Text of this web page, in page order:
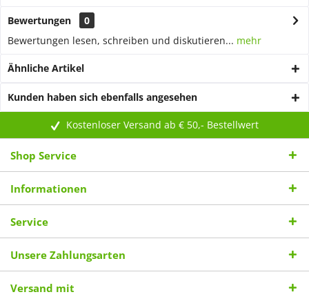
Bewertungen
0
Bewertungen lesen, schreiben und diskutieren... mehr
Ähnliche Artikel
Kunden haben sich ebenfalls angesehen
Kostenloser Versand ab € 50,- Bestellwert
Shop Service
Informationen
Service
Unsere Zahlungsarten
Versand mit